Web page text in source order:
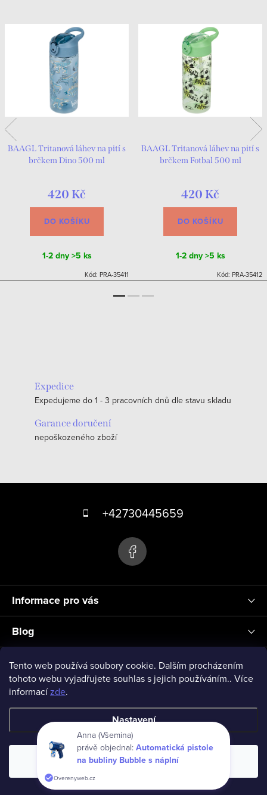
Tento web používá soubory cookie. Dalším procházením
tohoto webu vyjadřujete souhlas s jejich používáním.. Více
informacízde.
Nastavení
Souhlasím
BAAGL Tritanová láhev na pití s
brčkem Dino 500 ml
420 Kč
DO KOŠÍKU
1-2 dny >5 ks
Kód: PRA-35411
BAAGL Tritanová láhev na pití s
brčkem Fotbal 500 ml
420 Kč
DO KOŠÍKU
1-2 dny >5 ks
Kód: PRA-35412
Expedice
Expedujeme do 1 - 3 pracovních dnů dle stavu skladu
Garance doručení
nepoškozeného zboží
í
+42730445659
Informace pro vás
Blog
Přihlášení
Copyright 2026 www.vseprodeti.eu. Všechna práva vyhrazena.
Anna (Všemina)
právě objednal: Automatická pistole
na bubliny Bubble s náplní
Overenyweb.cz